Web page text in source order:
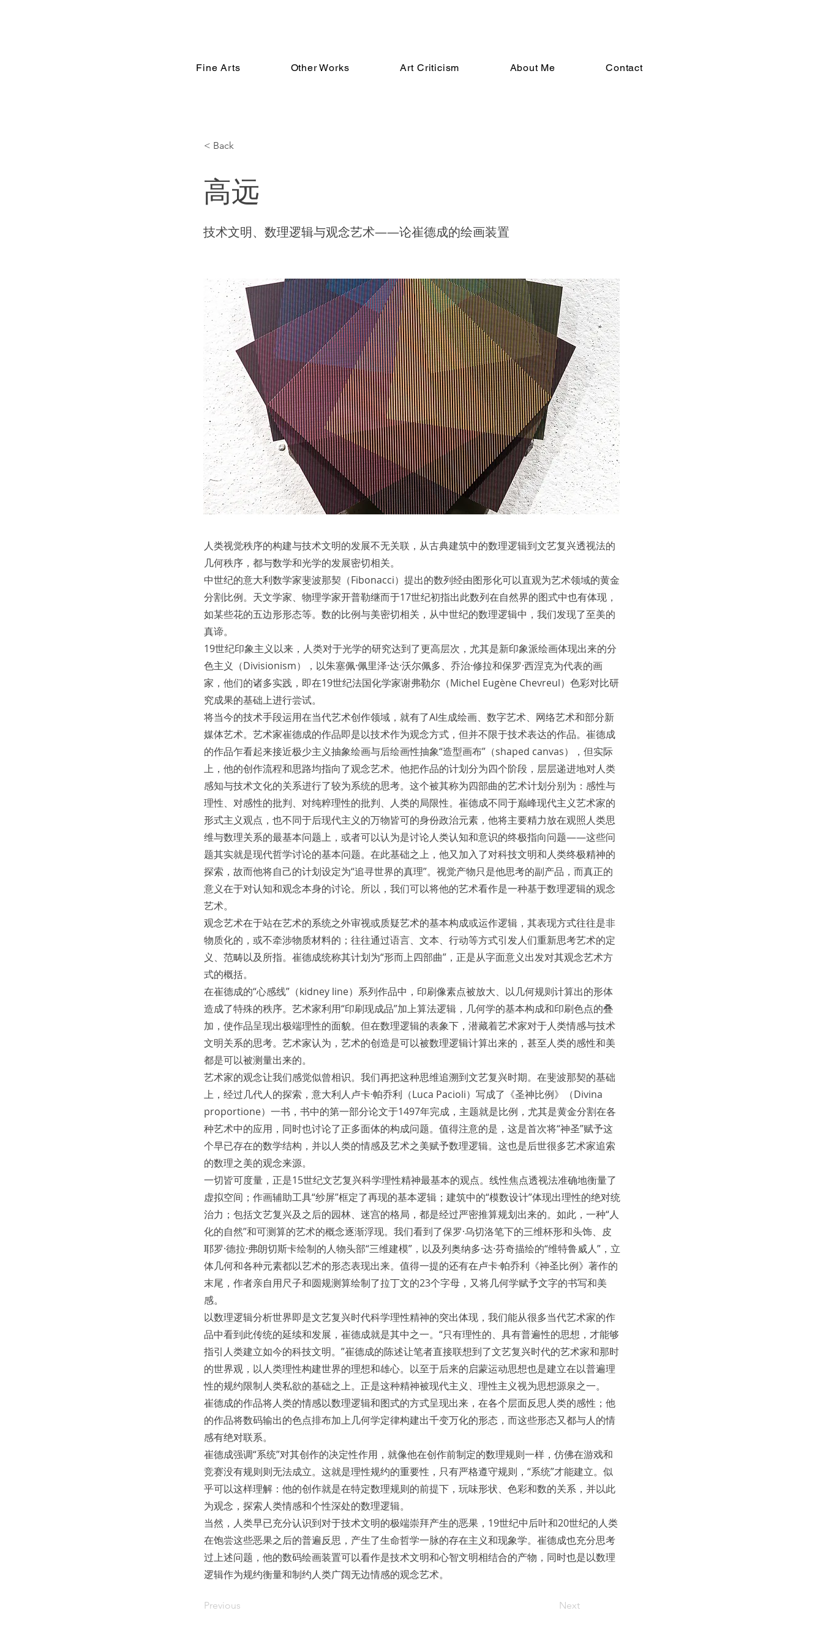
Fine Arts Other Works Art Criticism About Me Contact
< Back
高远
技术文明、数理逻辑与观念艺术——论崔德成的绘画装置
人类视觉秩序的构建与技术文明的发展不无关联，从古典建筑中的数理逻辑到文艺复兴透视法的
几何秩序，都与数学和光学的发展密切相关。
中世纪的意大利数学家斐波那契（Fibonacci）提出的数列经由图形化可以直观为艺术领域的黄金
分割比例。天文学家、物理学家开普勒继而于17世纪初指出此数列在自然界的图式中也有体现，
如某些花的五边形形态等。数的比例与美密切相关，从中世纪的数理逻辑中，我们发现了至美的
真谛。
19世纪印象主义以来，人类对于光学的研究达到了更高层次，尤其是新印象派绘画体现出来的分
色主义（Divisionism），以朱塞佩·佩里泽·达·沃尔佩多、乔治·修拉和保罗·西涅克为代表的画
家，他们的诸多实践，即在19世纪法国化学家谢弗勒尔（Michel Eugène Chevreul）色彩对比研
究成果的基础上进行尝试。
将当今的技术手段运用在当代艺术创作领域，就有了AI生成绘画、数字艺术、网络艺术和部分新
媒体艺术。艺术家崔德成的作品即是以技术作为观念方式，但并不限于技术表达的作品。崔德成
的作品乍看起来接近极少主义抽象绘画与后绘画性抽象“造型画布”（shaped canvas），但实际
上，他的创作流程和思路均指向了观念艺术。他把作品的计划分为四个阶段，层层递进地对人类
感知与技术文化的关系进行了较为系统的思考。这个被其称为四部曲的艺术计划分别为：感性与
理性、对感性的批判、对纯粹理性的批判、人类的局限性。崔德成不同于巅峰现代主义艺术家的
形式主义观点，也不同于后现代主义的万物皆可的身份政治元素，他将主要精力放在观照人类思
维与数理关系的最基本问题上，或者可以认为是讨论人类认知和意识的终极指向问题——这些问
题其实就是现代哲学讨论的基本问题。在此基础之上，他又加入了对科技文明和人类终极精神的
探索，故而他将自己的计划设定为“追寻世界的真理”。视觉产物只是他思考的副产品，而真正的
意义在于对认知和观念本身的讨论。所以，我们可以将他的艺术看作是一种基于数理逻辑的观念
艺术。
观念艺术在于站在艺术的系统之外审视或质疑艺术的基本构成或运作逻辑，其表现方式往往是非
物质化的，或不牵涉物质材料的；往往通过语言、文本、行动等方式引发人们重新思考艺术的定
义、范畴以及所指。崔德成统称其计划为“形而上四部曲”，正是从字面意义出发对其观念艺术方
式的概括。
在崔德成的“心感线”（kidney line）系列作品中，印刷像素点被放大、以几何规则计算出的形体
造成了特殊的秩序。艺术家利用“印刷现成品”加上算法逻辑，几何学的基本构成和印刷色点的叠
加，使作品呈现出极端理性的面貌。但在数理逻辑的表象下，潜藏着艺术家对于人类情感与技术
文明关系的思考。艺术家认为，艺术的创造是可以被数理逻辑计算出来的，甚至人类的感性和美
都是可以被测量出来的。
艺术家的观念让我们感觉似曾相识。我们再把这种思维追溯到文艺复兴时期。在斐波那契的基础
上，经过几代人的探索，意大利人卢卡·帕乔利（Luca Pacioli）写成了《圣神比例》（Divina
proportione）一书，书中的第一部分论文于1497年完成，主题就是比例，尤其是黄金分割在各
种艺术中的应用，同时也讨论了正多面体的构成问题。值得注意的是，这是首次将“神圣”赋予这
个早已存在的数学结构，并以人类的情感及艺术之美赋予数理逻辑。这也是后世很多艺术家追索
的数理之美的观念来源。
一切皆可度量，正是15世纪文艺复兴科学理性精神最基本的观点。线性焦点透视法准确地衡量了
虚拟空间；作画辅助工具“纱屏”框定了再现的基本逻辑；建筑中的“模数设计”体现出理性的绝对统
治力；包括文艺复兴及之后的园林、迷宫的格局，都是经过严密推算规划出来的。如此，一种“人
化的自然”和可测算的艺术的概念逐渐浮现。我们看到了保罗·乌切洛笔下的三维杯形和头饰、皮
耶罗·德拉·弗朗切斯卡绘制的人物头部“三维建模”，以及列奥纳多·达·芬奇描绘的“维特鲁威人”，立
体几何和各种元素都以艺术的形态表现出来。值得一提的还有在卢卡·帕乔利《神圣比例》著作的
末尾，作者亲自用尺子和圆规测算绘制了拉丁文的23个字母，又将几何学赋予文字的书写和美
感。
以数理逻辑分析世界即是文艺复兴时代科学理性精神的突出体现，我们能从很多当代艺术家的作
品中看到此传统的延续和发展，崔德成就是其中之一。“只有理性的、具有普遍性的思想，才能够
指引人类建立如今的科技文明。”崔德成的陈述让笔者直接联想到了文艺复兴时代的艺术家和那时
的世界观，以人类理性构建世界的理想和雄心。以至于后来的启蒙运动思想也是建立在以普遍理
性的规约限制人类私欲的基础之上。正是这种精神被现代主义、理性主义视为思想源泉之一。
崔德成的作品将人类的情感以数理逻辑和图式的方式呈现出来，在各个层面反思人类的感性；他
的作品将数码输出的色点排布加上几何学定律构建出千变万化的形态，而这些形态又都与人的情
感有绝对联系。
崔德成强调“系统”对其创作的决定性作用，就像他在创作前制定的数理规则一样，仿佛在游戏和
竞赛没有规则则无法成立。这就是理性规约的重要性，只有严格遵守规则，“系统”才能建立。似
乎可以这样理解：他的创作就是在特定数理规则的前提下，玩味形状、色彩和数的关系，并以此
为观念，探索人类情感和个性深处的数理逻辑。
当然，人类早已充分认识到对于技术文明的极端崇拜产生的恶果，19世纪中后叶和20世纪的人类
在饱尝这些恶果之后的普遍反思，产生了生命哲学一脉的存在主义和现象学。崔德成也充分思考
过上述问题，他的数码绘画装置可以看作是技术文明和心智文明相结合的产物，同时也是以数理
逻辑作为规约衡量和制约人类广阔无边情感的观念艺术。
Previous Next